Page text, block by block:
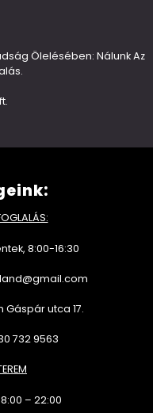
Ölelésében: Nálunk Az
8:00-16:30
Gáspár utca 17.
732 9563
– 22:00